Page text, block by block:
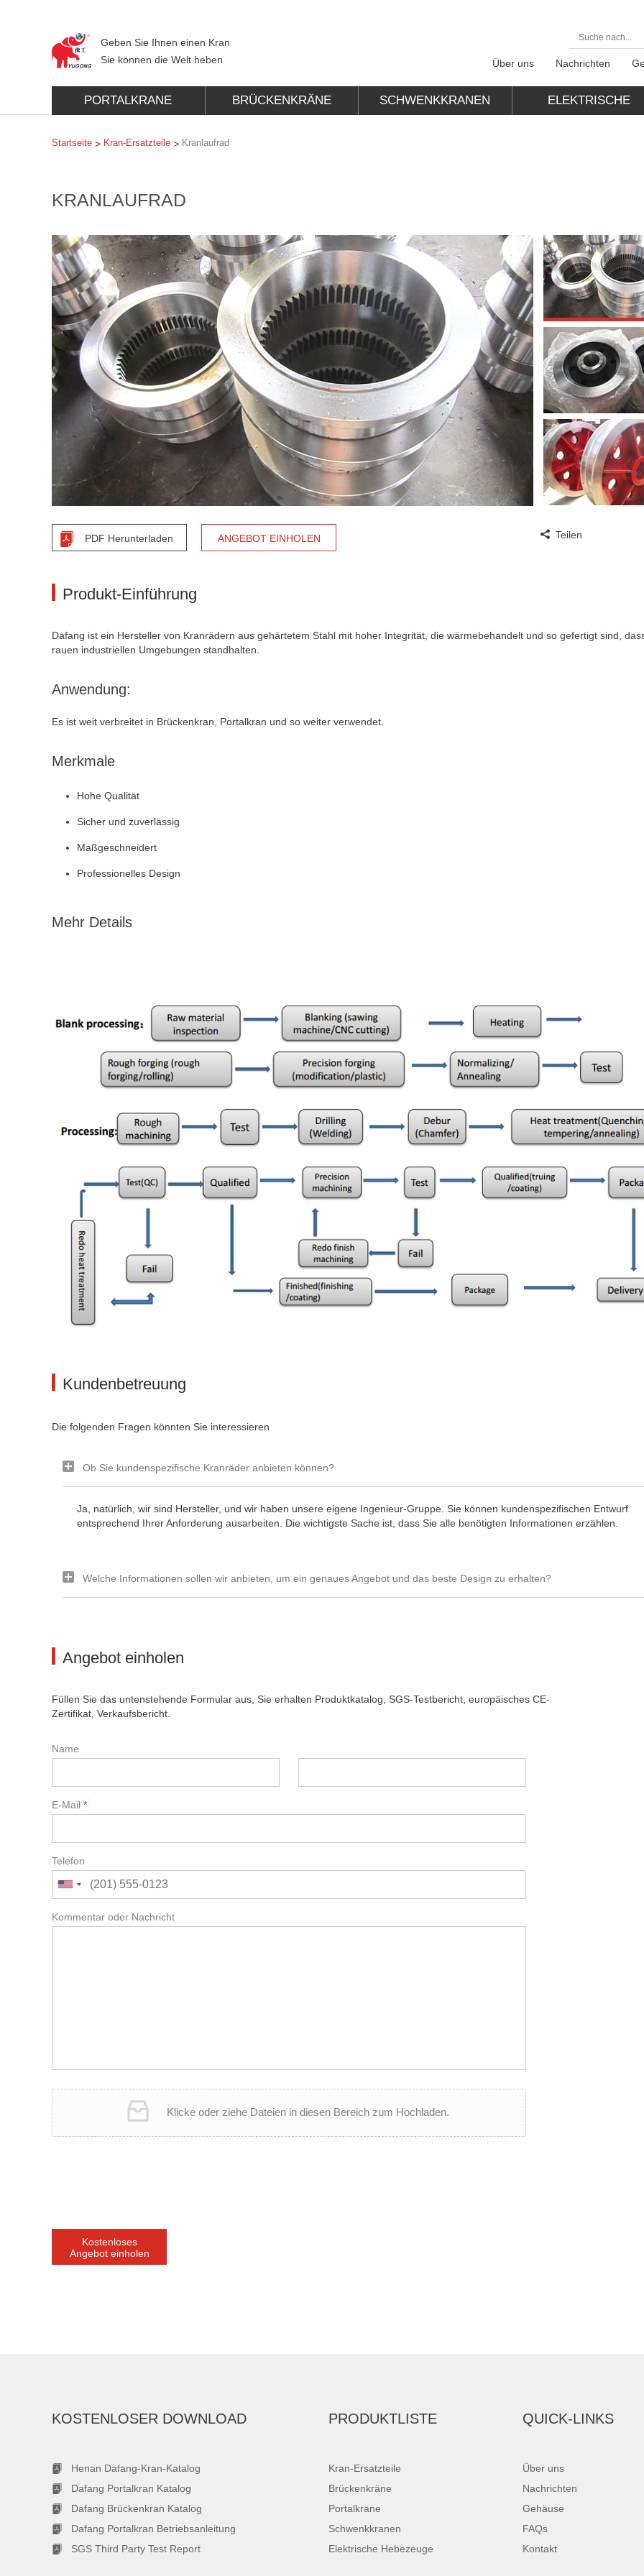
Geben Sie Ihnen einen Kran
Sie können die Welt heben
Über uns
Nachrichten
PORTALKRANE BRÜCKENKRÄNE SCHWENKKRANEN ELEKTRISCHE
Startseite > Kran-Ersatzteile > Kranlaufrad
KRANLAUFRAD
PDF Herunterladen ANGEBOT EINHOLEN Teilen
Produkt-Einführung
Dafang ist ein Hersteller von Kranrädern aus gehärtetem Stahl mit hoher Integrität, die wärmebehandelt und so gefertigt sind,
rauen industriellen Umgebungen standhalten.
Anwendung:
Es ist weit verbreitet in Brückenkran, Portalkran und so weiter verwendet.
Merkmale
Hohe Qualität
Sicher und zuverlässig
Maßgeschneidert
Professionelles Design
Mehr Details
Kundenbetreuung
Die folgenden Fragen könnten Sie interessieren
Ob Sie kundenspezifische Kranräder anbieten können?
Ja, natürlich, wir sind Hersteller, und wir haben unsere eigene Ingenieur-Gruppe. Sie können kundenspezifischen Entwurf
entsprechend Ihrer Anforderung ausarbeiten. Die wichtigste Sache ist, dass Sie alle benötigten Informationen erzählen.
Welche Informationen sollen wir anbieten, um ein genaues Angebot und das beste Design zu erhalten?
Angebot einholen
Füllen Sie das untenstehende Formular aus, Sie erhalten Produktkatalog, SGS-Testbericht, europäisches CE-
Zertifikat, Verkaufsbericht.
Name
E-Mail *
Telefon
Kommentar oder Nachricht
Klicke oder ziehe Dateien in diesen Bereich zum Hochladen.
Kostenloses
Angebot einholen
KOSTENLOSER DOWNLOAD
Henan Dafang-Kran-Katalog
Dafang Portalkran Katalog
Dafang Brückenkran Katalog
Dafang Portalkran Betriebsanleitung
SGS Third Party Test Report
PRODUKTLISTE
Kran-Ersatzteile
Brückenkräne
Portalkrane
Schwenkkranen
Elektrische Hebezeuge
QUICK-LINKS
Über uns
Nachrichten
Gehäuse
FAQs
Kontakt